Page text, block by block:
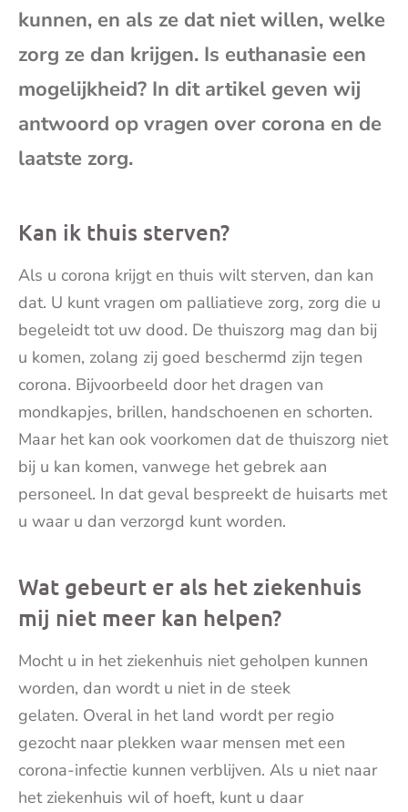
kunnen, en als ze dat niet willen, welke
zorg ze dan krijgen. Is euthanasie een
mogelijkheid? In dit artikel geven wij
antwoord op vragen over corona en de
laatste zorg.
Kan ik thuis sterven?
Als u corona krijgt en thuis wilt sterven, dan kan
dat. U kunt vragen om palliatieve zorg, zorg die u
begeleidt tot uw dood. De thuiszorg mag dan bij
u komen, zolang zij goed beschermd zijn tegen
corona. Bijvoorbeeld door het dragen van
mondkapjes, brillen, handschoenen en schorten.
Maar het kan ook voorkomen dat de thuiszorg niet
bij u kan komen, vanwege het gebrek aan
personeel. In dat geval bespreekt de huisarts met
u waar u dan verzorgd kunt worden.
Wat gebeurt er als het ziekenhuis
mij niet meer kan helpen?
Mocht u in het ziekenhuis niet geholpen kunnen
worden, dan wordt u niet in de steek
gelaten. Overal in het land wordt per regio
gezocht naar plekken waar mensen met een
corona-infectie kunnen verblijven. Als u niet naar
het ziekenhuis wil of hoeft, kunt u daar